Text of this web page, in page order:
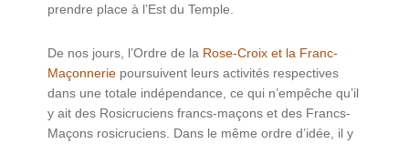
prendre place à l’Est du Temple.
De nos jours, l’Ordre de la Rose-Croix et la Franc-
Maçonnerie poursuivent leurs activités respectives
dans une totale indépendance, ce qui n’empêche qu’il
y ait des Rosicruciens francs-maçons et des Francs-
Maçons rosicruciens. Dans le même ordre d’idée, il y